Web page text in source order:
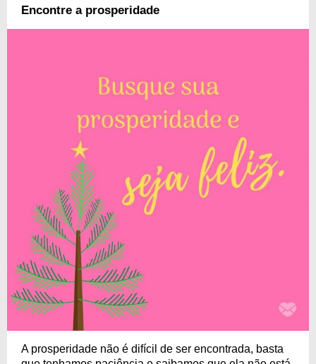
Encontre a prosperidade
A prosperidade não é difícil de ser encontrada, basta